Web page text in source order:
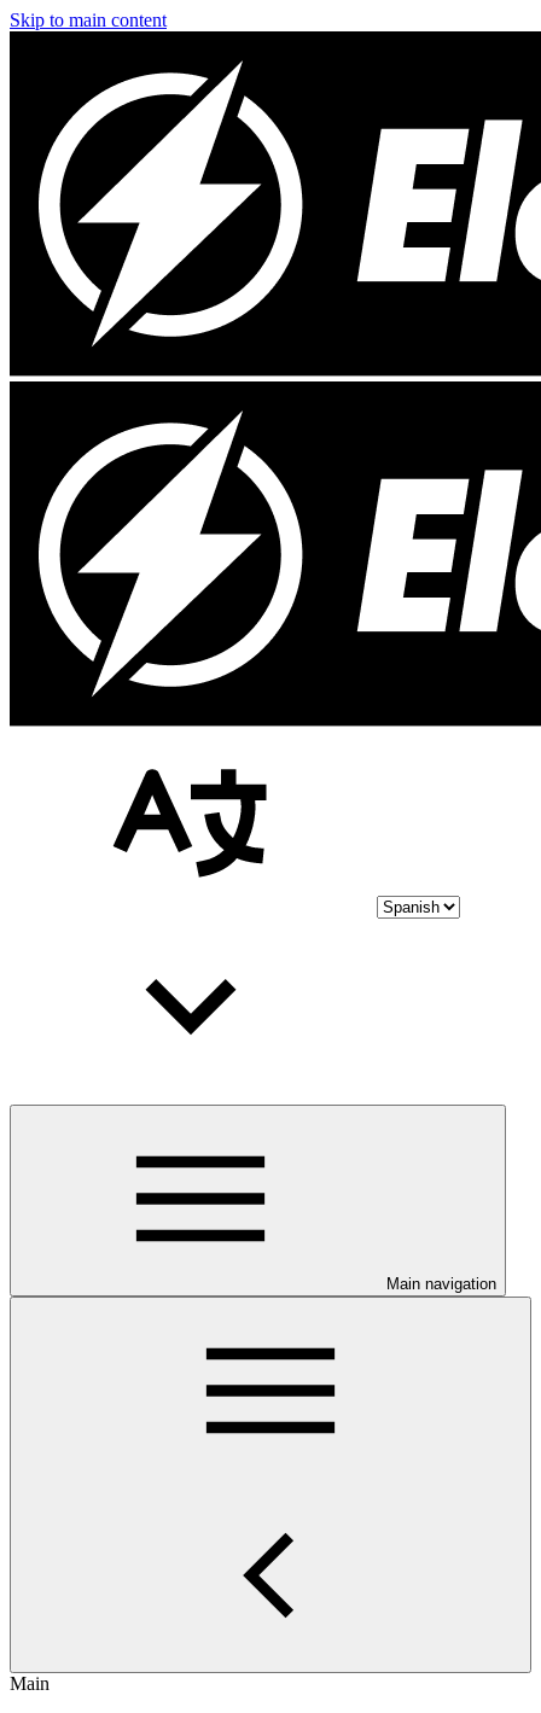
Skip to main content
Main navigation
Main